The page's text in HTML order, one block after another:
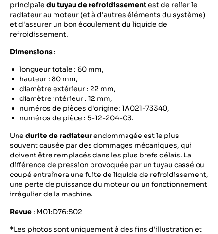
principale du tuyau de refroidissementest de relier le
radiateur au moteur (et à d'autres éléments du système)
et d'assurer un bon écoulement du liquide de
refroidissement.
Dimensions :
longueur totale : 60 mm,
hauteur : 80 mm,
diamètre extérieur : 22 mm,
diamètre intérieur : 12 mm,
numéros de pièces d'origine: 1A021-73340,
numéros de pièce : 5-12-204-03.
Une durite de radiateurendommagée est le plus
souvent causée par des dommages mécaniques, qui
doivent être remplacés dans les plus brefs délais. La
différence de pression provoquée par un tuyau cassé ou
coupé entraînera une fuite de liquide de refroidissement,
une perte de puissance du moteur ou un fonctionnement
irrégulier de la machine.
Revue : M01:D76:S02
*Les photos sont uniquement à des fins d'illustration et